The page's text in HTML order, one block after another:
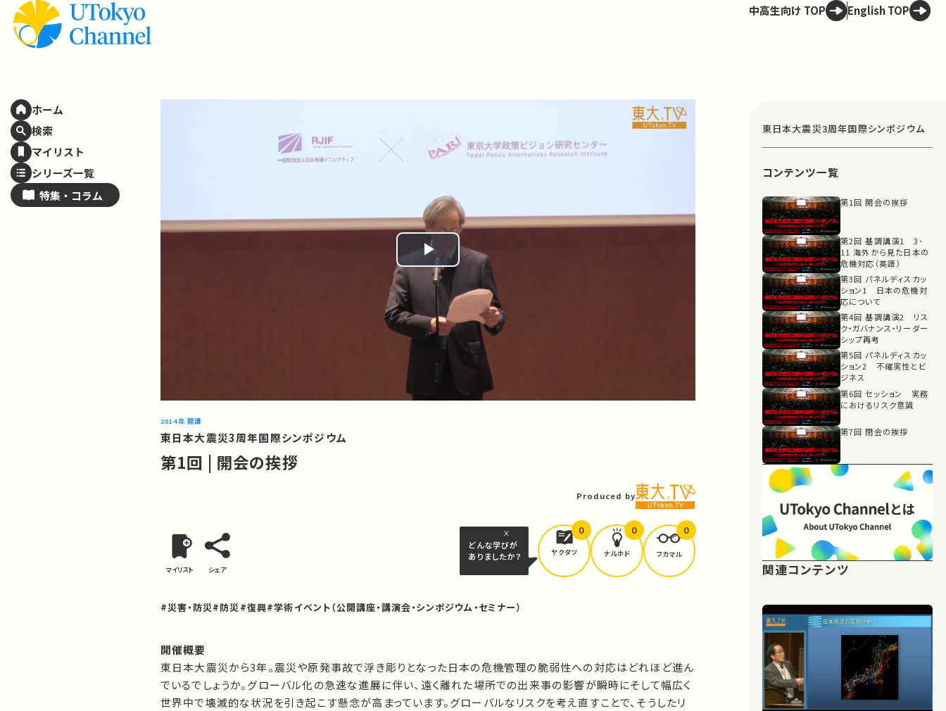
ホーム
検索
マイリスト
シリーズ一覧
特集・ コラム
中高生向け TOP English TOP
Play
Video
2014年 開講
東日本大震災3周年国際シンポジウム
第1回 | 開会の挨拶
Produced by
マイリスト シェア
どんな学びが
ありましたか？
ヤクダツ
0
ナルホド
0
フカマル
0
#災害・防災#防災#復興#学術イベント（公開講座・講演会・シンポジウム・セミナー）
開催概要
東日本大震災から3年。震災や原発事故で浮き彫りとなった日本の危機管理の脆弱性への対応はどれほど進ん
でいるでしょうか。グローバル化の急速な進展に伴い、遠く離れた場所での出来事の影響が瞬時にそして幅広く
世界中で壊滅的な状況を引き起こす懸念が高まっています。グローバルなリスクを考え直すことで、そうしたリ
東日本大震災3周年国際シンポジウム
コンテンツ一覧
第1回 開会の挨拶
第2回 基調講演1 3･
11 海外から見た日本の
危機対応（英語）
第3回 パネルディスカッ
ション1 日本の危機対
応について
第4回 基調講演2 リス
ク・ガバナンス・リーダー
シップ再考
第5回 パネルディスカッ
ション2 不確実性とビ
ジネス
第6回 セッション 実務
におけるリスク意識
第7回 閉会の挨拶
関連コンテンツ